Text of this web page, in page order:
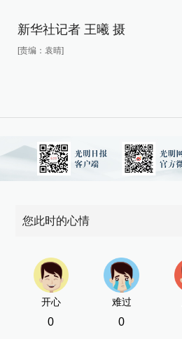
新华社记者 王曦 摄
[责编：袁晴]
您此时的心情
开心
0
难过
0